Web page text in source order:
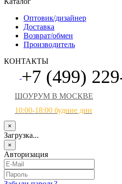
Оптовик/дизайнер
Доставка
Возврат/обмен
Производитель
КОНТАКТЫ
+7 (499)
ШОУРУМ В МОСКВЕ
10:00-18:00 будние дни
×
Загрузка...
×
Авторизация